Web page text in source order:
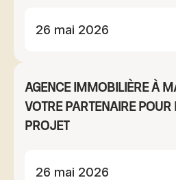
26 mai 2026
Agence immobilière à
votre partenaire pour
projet
26 mai 2026